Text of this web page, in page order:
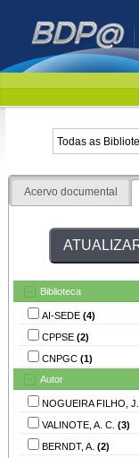
Acervo documental
Biblioteca
AI-SEDE (4)
CPPSE (2)
CNPGC (1)
Autor
NOGUEIRA FILHO, J.
VALINOTE, A. C. (3)
BERNDT, A. (2)